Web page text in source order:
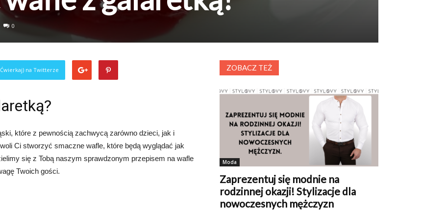
0
na Twitterze
które z pewnością zachwycą zarówno dzieci, jak i
Ci stworzyć smaczne wafle, które będą wyglądać jak
się z Tobą naszym sprawdzonym przepisem na wafle
Twoich gości.
ZOBACZ TEŻ
Moda
Zaprezentuj się modnie na
rodzinnej okazji! Stylizacje dla
nowoczesnych mężczyzn